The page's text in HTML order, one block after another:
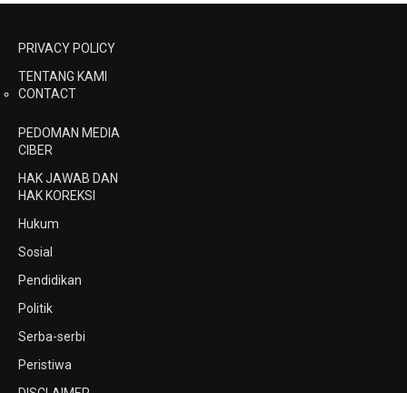
PRIVACY POLICY
TENTANG KAMI
CONTACT
PEDOMAN MEDIA
CIBER
HAK JAWAB DAN
HAK KOREKSI
Hukum
Sosial
Pendidikan
Politik
Serba-serbi
Peristiwa